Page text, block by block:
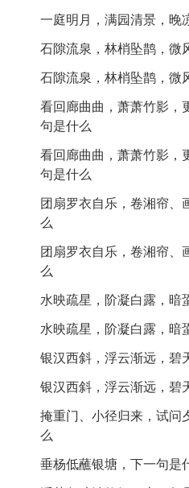
注释:
垂杨：垂下来的柳树。
银塘：银色的水塘，形容
浮萍：一种水生植物，轻
波纹细：水面上轻微的波纹
晚凉天气：晚上的凉爽天
石隙流泉：石缝间流出的
林梢坠鹊
湘帘：一种窗帘，可能指
诗词背景:
作者介绍：
一庭明月，满园清景，晚
石隙流泉，林梢坠鹊，微
石隙流泉，林梢坠鹊，微
看回廊曲曲，萧萧竹影，
句是什么
看回廊曲曲，萧萧竹影，
句是什么
团扇罗衣自乐，卷湘帘、
么
团扇罗衣自乐，卷湘帘、
么
水映疏星，阶凝白露，暗
水映疏星，阶凝白露，暗
银汉西斜，浮云渐远，碧
银汉西斜，浮云渐远，碧
掩重门、小径归来，试问
么
垂杨低蘸银塘，下一句是